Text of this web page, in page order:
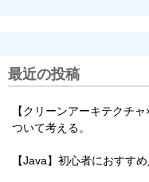
最近の投稿
【クリーンアーキテクチ
ついて考える。
【Java】初心者におすす